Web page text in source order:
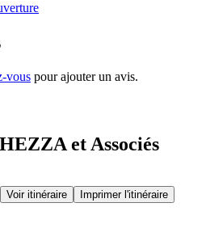
vous pour ajouter un avis.
et Associés